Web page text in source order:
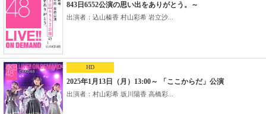
843日6552公演の思い出をありがとう。～
出演者：込山榛香 村山彩希 岩立沙...
HD
2025年1月13日（月）13:00～ 「ここからだ」公演
出演者：村山彩希 坂川陽香 高橋彩...